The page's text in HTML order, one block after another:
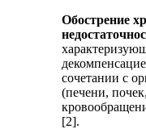
Обострение
сочетании с
(печени,
[2].